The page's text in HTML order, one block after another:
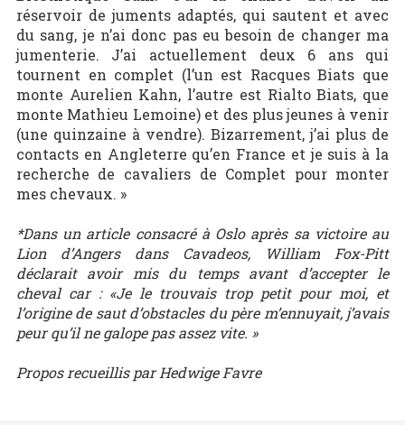
réservoir de juments adaptés, qui sautent et avec
du sang, je n’ai donc pas eu besoin de changer ma
jumenterie. J’ai actuellement deux 6 ans qui
tournent en complet (l’un est Racques Biats que
monte Aurelien Kahn, l’autre est Rialto Biats, que
monte Mathieu Lemoine) et des plus jeunes à venir
(une quinzaine à vendre). Bizarrement, j’ai plus de
contacts en Angleterre qu’en France et je suis à la
recherche de cavaliers de Complet pour monter
mes chevaux. »
*Dans un article consacré à Oslo après sa victoire au
Lion d’Angers dans Cavadeos, William Fox-Pitt
déclarait avoir mis du temps avant d’accepter le
cheval car : «Je le trouvais trop petit pour moi, et
l’origine de saut d’obstacles du père m’ennuyait, j’avais
peur qu’il ne galope pas assez vite. »
Propos recueillis par Hedwige Favre